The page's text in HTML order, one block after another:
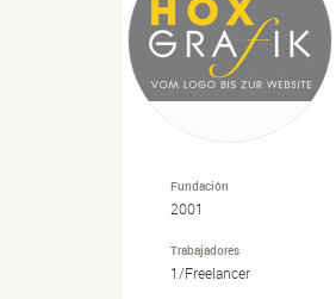
Fundación
2001
Trabajadores
1/Freelancer